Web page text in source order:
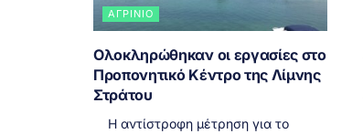
ΑΓΡΊΝΙΟ
Ολοκληρώθηκαν οι εργασίες στο
Προπονητικό Κέντρο της Λίμνης
Στράτου
Η αντίστροφη μέτρηση για το